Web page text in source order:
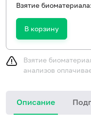
Взятие биоматериала:
В корзину
Взятие
анализов
Описание